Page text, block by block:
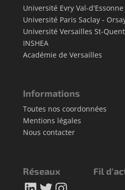
Université Evry Val-d'Essonne
Université Paris Saclay -
Université Versailles St-
INSHEA
Académie de Versailles
Informations
Toutes nos coordonnées
Mentions légales
Nous contacter
Réseaux Fil